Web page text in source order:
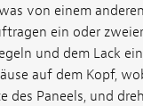
von einem
ein oder
und dem Lack
auf dem Kopf,
Paneels, und